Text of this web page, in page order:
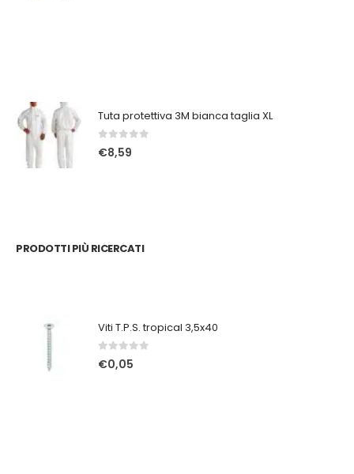
Tuta protettiva 3M bianca taglia XL
0Su 5
€8,59
PRODOTTI PIÙ RICERCATI
Viti T.P.S. tropical 3,5x40
0Su 5
€0,05